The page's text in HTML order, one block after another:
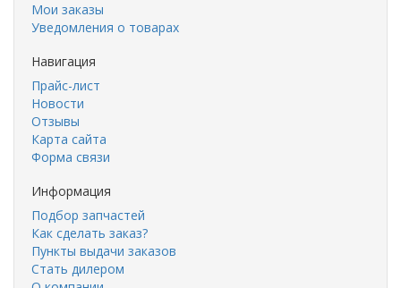
Мои заказы
Уведомления о товарах
Навигация
Прайс-лист
Новости
Отзывы
Карта сайта
Форма связи
Информация
Подбор запчастей
Как сделать заказ?
Пункты выдачи заказов
Стать дилером